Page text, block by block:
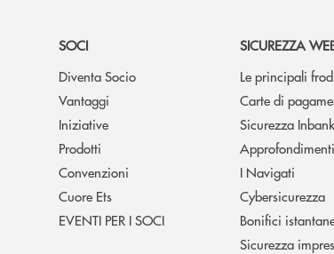
SOCI
Diventa Socio
Vantaggi
Iniziative
Prodotti
Convenzioni
Cuore Ets
EVENTI PER I SOCI
SICUREZZA
Le principali
Carte di
Sicurezza Inbank
Approfondimenti
I Navigati
Cybersicurezza
Bonifici
Sicurezza